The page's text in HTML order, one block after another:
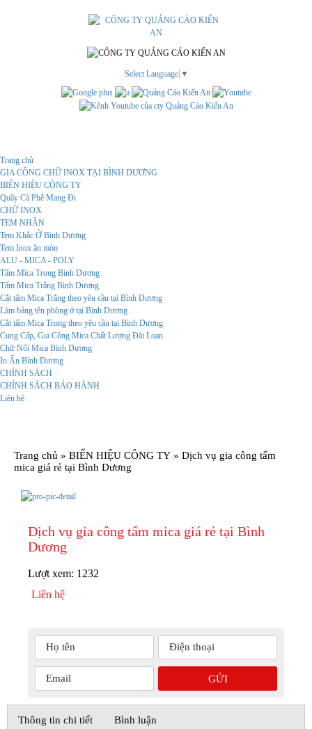
Select Language ▼
Trang chủ
GIA CÔNG CHỮ INOX TẠI BÌNH DƯƠNG
BIỂN HIỆU CÔNG TY
Quầy Cà Phê Mang Đi
CHỮ INOX
TEM NHÃN
Tem Khắc Ở Bình Dương
Tem Inox ăn mòn
ALU - MICA - POLY
Tấm Mica Trong Bình Dương
Tấm Mica Trắng Bình Dương
Cắt tấm Mica Trắng theo yêu cầu tại Bình Dương
Làm bảng tên phòng ở tại Bình Dương
Cắt tấm Mica Trong theo yêu cầu tại Bình Dương
Cung Cấp, Gia Công Mica Chất Lượng Đài Loan
Chữ Nổi Mica Bình Dương
In Ấn Bình Dương
CHÍNH SÁCH
CHÍNH SÁCH BẢO HÀNH
Liên hệ
Trang chủ » BIỂN HIỆU CÔNG TY » Dịch vụ gia công tấm
mica giá rẻ tại Bình Dương
Dịch vụ gia công tấm mica giá rẻ tại Bình
Dương
Lượt xem: 1232
Liên hệ
Thông tin chi tiết Bình luận